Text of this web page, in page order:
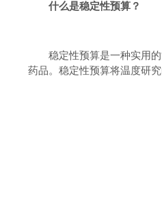
什么是稳定性预算？
稳定性预算是一种实用
药品。稳定性预算将温度研